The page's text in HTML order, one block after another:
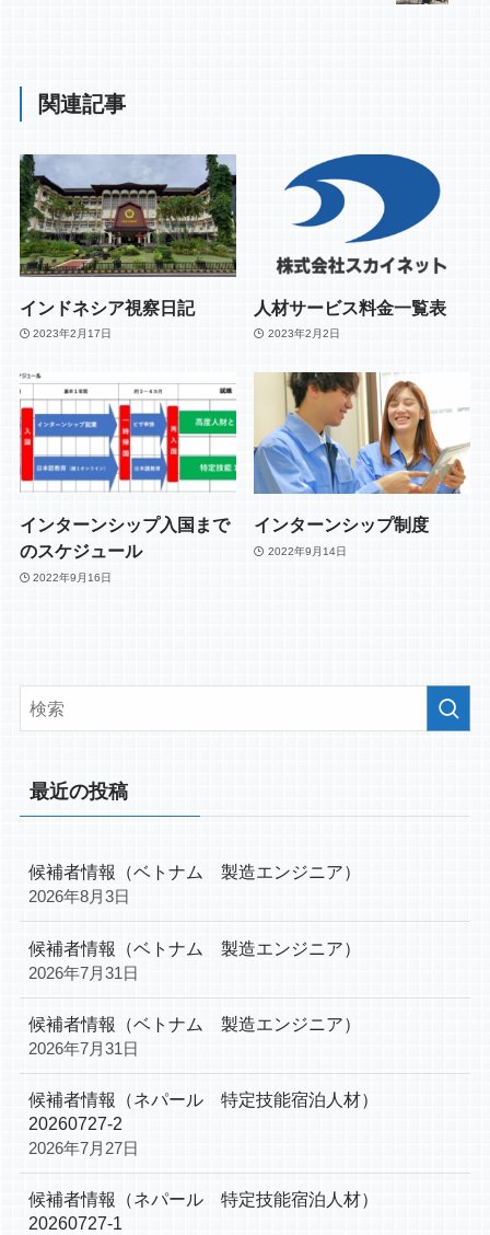
関連記事
インドネシア視察日記
2023年2月17日
人材サービス料金一覧表
2023年2月2日
インターンシップ入国まで
のスケジュール
2022年9月16日
インターンシップ制度
2022年9月14日
最近の投稿
候補者情報（ベトナム 製造エンジニア）
2026年8月3日
候補者情報（ベトナム 製造エンジニア）
2026年7月31日
候補者情報（ベトナム 製造エンジニア）
2026年7月31日
候補者情報（ネパール 特定技能宿泊人材）
20260727-2
2026年7月27日
候補者情報（ネパール 特定技能宿泊人材）
20260727-1